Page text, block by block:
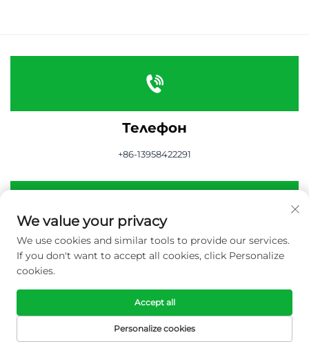
Телефон
+86-13958422291
Имейл
We value your privacy
We use cookies and similar tools to provide our services.
If you don't want to accept all cookies, click Personalize
cookies.
Personalize cookies
Accept all